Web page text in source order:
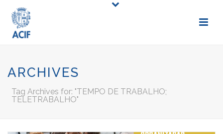
ARCHIVES
Tag Archives for: "TEMPO DE TRABALHO;
TELETRABALHO"